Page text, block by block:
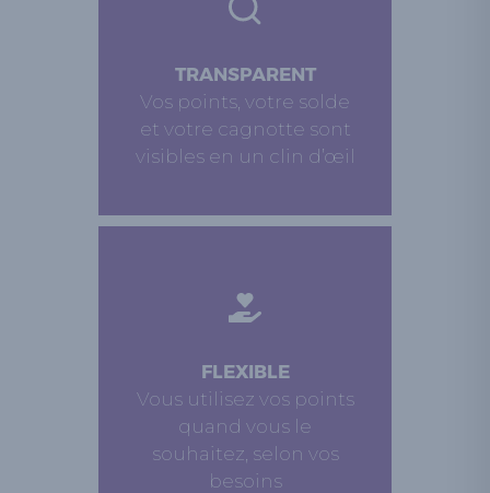
TRANSPARENT
Vos points, votre solde
et votre cagnotte sont
visibles en un clin d’œil
FLEXIBLE
Vous utilisez vos points
quand vous le
souhaitez, selon vos
besoins